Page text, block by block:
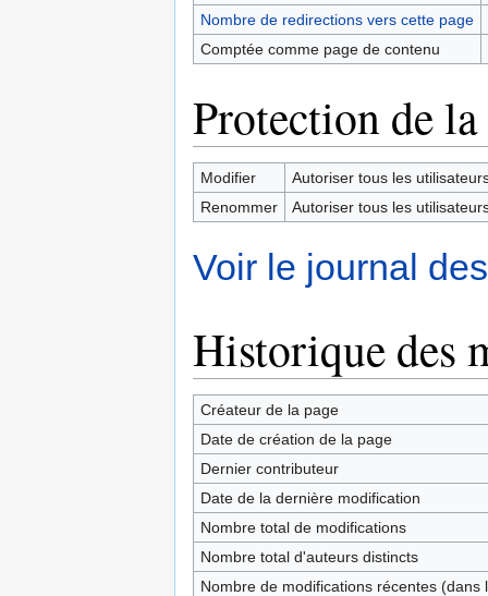
Nombre de redirections vers cette page
Comptée comme page de contenu
Protection de la
Modifier
Autoriser tous les
Renommer
Autoriser tous les
Voir le journal
Historique des
Créateur de la page
Date de création de la page
Dernier contributeur
Date de la dernière modification
Nombre total de modifications
Nombre total d'auteurs distincts
Nombre de modifications récentes (dans